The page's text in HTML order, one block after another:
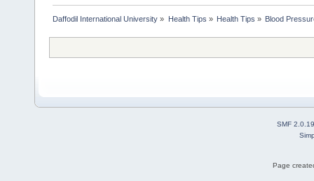
Daffodil International University » Health Tips » Health Tips » Blood
SMF 2.0.19
Page